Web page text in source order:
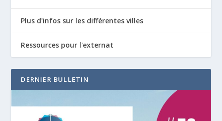
Plus d'infos sur les différentes villes
Ressources pour l'externat
DERNIER BULLETIN